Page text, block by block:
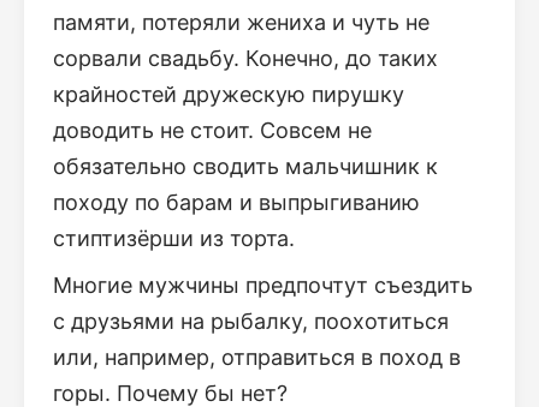
памяти, потеряли жениха и чуть не
сорвали свадьбу. Конечно, до таких
крайностей дружескую пирушку
доводить не стоит. Совсем не
обязательно сводить мальчишник к
походу по барам и выпрыгиванию
стиптизёрши из торта.
Многие мужчины предпочтут съездить
с друзьями на рыбалку, поохотиться
или, например, отправиться в поход в
горы. Почему бы нет?